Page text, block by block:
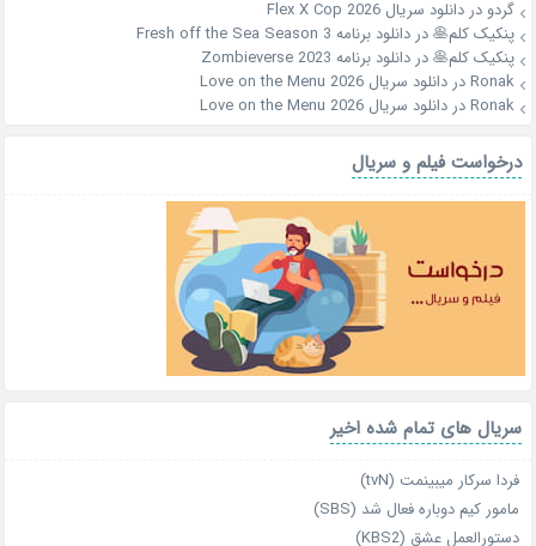
گردو دردانلود سریال Flex X Cop 2026
پنکیک کلم🥞دردانلود برنامه Fresh off the Sea Season 3
پنکیک کلم🥞دردانلود برنامه Zombieverse 2023
Ronakدردانلود سریال Love on the Menu 2026
Ronakدردانلود سریال Love on the Menu 2026
درخواست فیلم و سریال
سریال های تمام شده اخیر
فردا سرکار میبینمت (tvN)
مامور کیم دوباره فعال شد (SBS)
دستورالعمل عشق (KBS2)